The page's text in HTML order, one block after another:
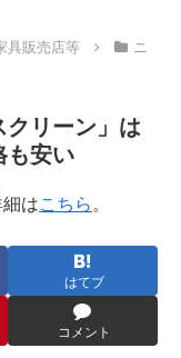
具販売店等
ニ
クリーン」は
も安い
はこちら 。
はてブ
コメント